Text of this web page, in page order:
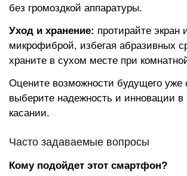
без громоздкой аппаратуры.
Уход и хранение: протирайте экран
микрофиброй, избегая абразивных
храните в сухом месте при
Оцените возможности будущего уже
выберите надежность и инновации в
касании.
Часто задаваемые вопросы
Кому подойдет этот смартфон?